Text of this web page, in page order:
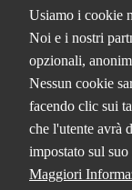
UNICO
Via Paolo Frajese, 37
tel. +39 0577
Capitale Sociale €
Iscrizione Registro
Usiamo i cookie
Noi e i nostri
opzionali,
Nessun cookie
facendo clic sui
che l'utente avrà
impostato sul
Maggiori